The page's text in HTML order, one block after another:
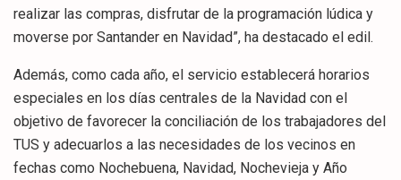
realizar las compras, disfrutar de la programación lúdica y
moverse por Santander en Navidad”, ha destacado el edil.
Además, como cada año, el servicio establecerá horarios
especiales en los días centrales de la Navidad con el
objetivo de favorecer la conciliación de los trabajadores del
TUS y adecuarlos a las necesidades de los vecinos en
fechas como Nochebuena, Navidad, Nochevieja y Año